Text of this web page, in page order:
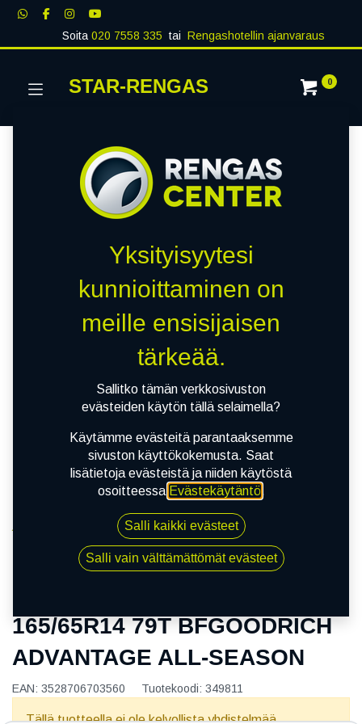
Soita020 7558 335 tai Rengashotellin ajanvaraus
STAR-RENGAS 0
165/65R14 79T BFGOODRICH ADVANTAGE ALL-
165/65R14 79T BFGOODRICH
ADVANTAGE ALL-SEASON
EAN: 3528706703560 Tuotekoodi: 349811
Tällä tuotteella ei ole kelvollista yhdistelmää.
Yksityisyytesi
kunnioittaminen on
meille ensisijaisen
tärkeää.
Sallitko tämän verkkosivuston
evästeiden käytön tällä selaimella?
Käytämme evästeitä parantaaksemme
sivuston käyttökokemusta. Saat
lisätietoja evästeistä ja niiden käytöstä
osoitteessa Evästekäytäntö.
Salli kaikki evästeet
Salli vain välttämättömät evästeet